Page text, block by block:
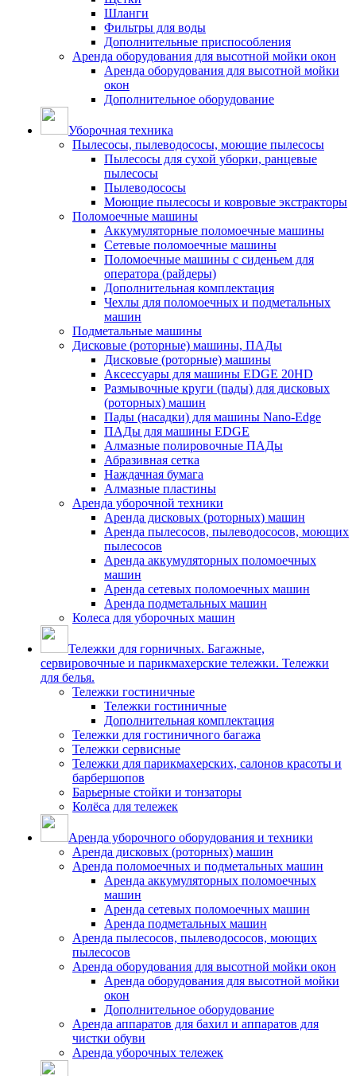
Шланги
Фильтры для воды
Дополнительные приспособления
Аренда оборудования для высотной мойки окон
Аренда оборудования для высотной мойки
окон
Дополнительное оборудование
Уборочная техника
Пылесосы, пылеводососы, моющие пылесосы
Пылесосы для сухой уборки, ранцевые
пылесосы
Пылеводососы
Моющие пылесосы и ковровые экстракторы
Поломоечные машины
Аккумуляторные поломоечные машины
Сетевые поломоечные машины
Поломоечные машины с сиденьем для
оператора (райдеры)
Дополнительная комплектация
Чехлы для поломоечных и подметальных
машин
Подметальные машины
Дисковые (роторные) машины, ПАДы
Дисковые (роторные) машины
Аксессуары для машины EDGE 20HD
Размывочные круги (пады) для дисковых
(роторных) машин
Пады (насадки) для машины Nano-Edge
ПАДы для машины EDGE
Алмазные полировочные ПАДы
Абразивная сетка
Наждачная бумага
Алмазные пластины
Аренда уборочной техники
Аренда дисковых (роторных) машин
Аренда пылесосов, пылеводососов, моющих
пылесосов
Аренда аккумуляторных поломоечных
машин
Аренда сетевых поломоечных машин
Аренда подметальных машин
Колеса для уборочных машин
Тележки для горничных. Багажные,
сервировочные и парикмахерские тележки. Тележки
для белья.
Тележки гостиничные
Тележки гостиничные
Дополнительная комплектация
Тележки для гостиничного багажа
Тележки сервисные
Тележки для парикмахерских, салонов красоты и
барбершопов
Барьерные стойки и тонзаторы
Колёса для тележек
Аренда уборочного оборудования и техники
Аренда дисковых (роторных) машин
Аренда поломоечных и подметальных машин
Аренда аккумуляторных поломоечных
машин
Аренда сетевых поломоечных машин
Аренда подметальных машин
Аренда пылесосов, пылеводососов, моющих
пылесосов
Аренда оборудования для высотной мойки окон
Аренда оборудования для высотной мойки
окон
Дополнительное оборудование
Аренда аппаратов для бахил и аппаратов для
чистки обуви
Аренда уборочных тележек